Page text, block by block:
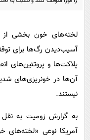
لخته‌های خون بخشی
آسیب‌دیدن رگ‌ها برای
پلاکت‌ها و پروتئین‌های
آن‌ها در خونریزی‌های
نیستند.
به گزارش زومیت به نقل
آمریکا نوعی «لخته‌های